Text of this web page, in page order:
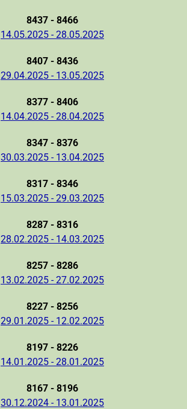
8437 - 8466
14.05.2025 - 28.05.2025
8407 - 8436
29.04.2025 - 13.05.2025
8377 - 8406
14.04.2025 - 28.04.2025
8347 - 8376
30.03.2025 - 13.04.2025
8317 - 8346
15.03.2025 - 29.03.2025
8287 - 8316
28.02.2025 - 14.03.2025
8257 - 8286
13.02.2025 - 27.02.2025
8227 - 8256
29.01.2025 - 12.02.2025
8197 - 8226
14.01.2025 - 28.01.2025
8167 - 8196
30.12.2024 - 13.01.2025